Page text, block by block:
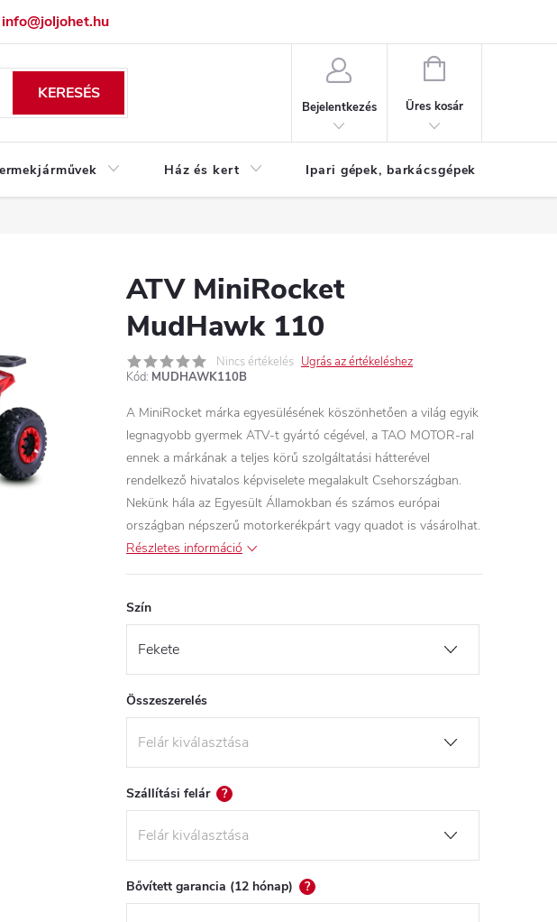
info@joljohet.hu
Adatkezelési tájékoztató
KERESÉS
Bejelentkezés
KOSÁR
Üres kosár
Ház és kert Ipari gépek, barkácsgépek
ATV MiniRocket
MudHawk 110
Nincs értékelés Ugrás az értékeléshez
Kód: MUDHAWK110B
A MiniRocket márka egyesülésének köszönhetően a világ egyik
legnagyobb gyermek ATV-t gyártó cégével, a TAO MOTOR-ral
ennek a márkának a teljes körű szolgáltatási hátterével
rendelkező hivatalos képviselete megalakult Csehországban.
Nekünk hála az Egyesült Államokban és számos európai
országban népszerű motorkerékpárt vagy quadot is vásárolhat.
Részletes információ
Szín
Összeszerelés
Szállítási felár ?
Bővített garancia (12 hónap) ?